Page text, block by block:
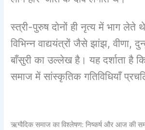
स्त्री-पुरुष दोनों ही नृत्य में भाग
विभिन्न वाद्ययंत्रों जैसे झांझ, वीणा,
बाँसुरी का उल्लेख है। यह दर्शाता है
समाज में सांस्कृतिक गतिविधियाँ
ऋग्वैदिक समाज का विश्लेषण: निष्कर्ष और आज की